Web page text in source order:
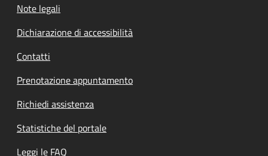
Note legali
Dichiarazione di accessibilità
Contatti
Prenotazione appuntamento
Richiedi assistenza
Statistiche del portale
Leggi le FAQ